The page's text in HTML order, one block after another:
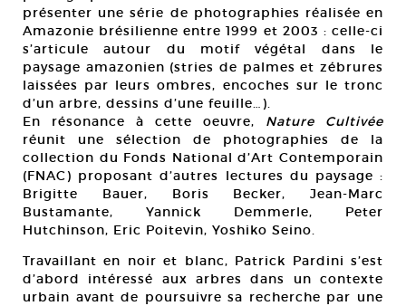
présenter une série de photographies réalisée en
Amazonie brésilienne entre 1999 et 2003 : celle-ci
s’articule autour du motif végétal dans le
paysage amazonien (stries de palmes et zébrures
laissées par leurs ombres, encoches sur le tronc
d’un arbre, dessins d’une feuille…).
En résonance à cette oeuvre, Nature Cultivée
réunit une sélection de photographies de la
collection du Fonds National d’Art Contemporain
(FNAC) proposant d’autres lectures du paysage :
Brigitte Bauer, Boris Becker, Jean-Marc
Bustamante, Yannick Demmerle, Peter
Hutchinson, Eric Poitevin, Yoshiko Seino.
Travaillant en noir et blanc, Patrick Pardini s’est
d’abord intéressé aux arbres dans un contexte
urbain avant de poursuivre sa recherche par une